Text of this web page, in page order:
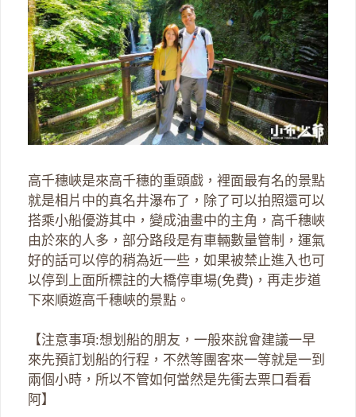
高千穗峽是來高千穗的重頭戲，裡面最有名的景點
就是相片中的真名井瀑布了，除了可以拍照還可以
搭乘小船優游其中，變成油畫中的主角，高千穗峽
由於來的人多，部分路段是有車輛數量管制，運氣
好的話可以停的稍為近一些，如果被禁止進入也可
以停到上面所標註的大橋停車場(免費)，再走步道
下來順遊高千穗峽的景點。
【注意事項:想划船的朋友，一般來說會建議一早
來先預訂划船的行程，不然等團客來一等就是一到
兩個小時，所以不管如何當然是先衝去票口看看
阿】